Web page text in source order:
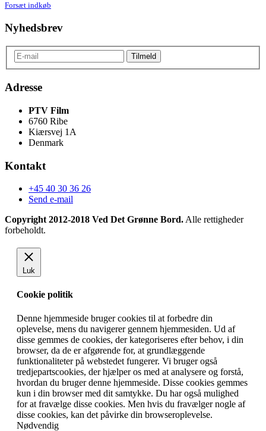
Forsæt indkøb
Nyhedsbrev
Adresse
PTV Film
6760 Ribe
Kiærsvej 1A
Denmark
Kontakt
+45 40 30 36 26
Send e-mail
Copyright 2012-2018 Ved Det Grønne Bord. Alle rettigheder
forbeholdt.
Luk
Cookie politik
Denne hjemmeside bruger cookies til at forbedre din
oplevelse, mens du navigerer gennem hjemmesiden. Ud af
disse gemmes de cookies, der kategoriseres efter behov, i din
browser, da de er afgørende for, at grundlæggende
funktionaliteter på webstedet fungerer. Vi bruger også
tredjepartscookies, der hjælper os med at analysere og forstå,
hvordan du bruger denne hjemmeside. Disse cookies gemmes
kun i din browser med dit samtykke. Du har også mulighed
for at fravælge disse cookies. Men hvis du fravælger nogle af
disse cookies, kan det påvirke din browseroplevelse.
Nødvendig